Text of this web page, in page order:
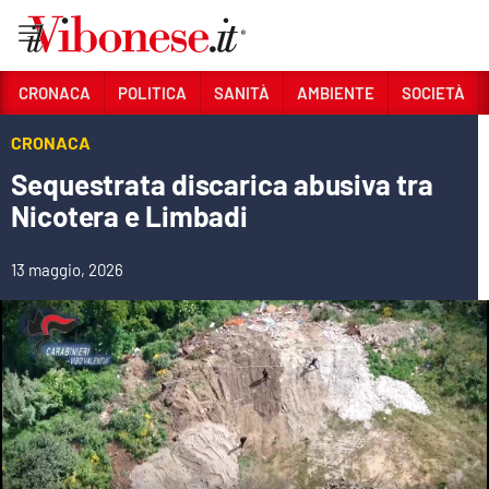
Sezioni
POLITICA
SANITÀ
AMBIENTE
SOCIETÀ
CULTURA
ECONOMIA E LAVORO
CRONACA POLITICA SANITÀ AMBIENTE SOCIETÀ
CRONACA
Sequestrata discarica abusiva tra
Nicotera e Limbadi
13 maggio, 2026